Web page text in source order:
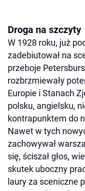
Droga na szczyty
W 1928 roku, już
zadebiutował na
przeboje
rozbrzmiewały
Europie i Stanach
polsku, angielsku,
kontrapunktem do
Nawet w tych
zachowywał
się, ściszał głos,
skutek uboczny
laury za sceniczne